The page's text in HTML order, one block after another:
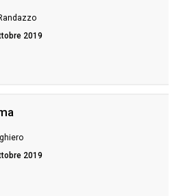
2019
2019